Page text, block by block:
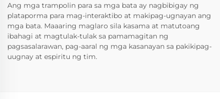
Ang mga trampolin para sa mga bata ay nagbibigay ng
plataporma para mag-interaktibo at makipag-ugnayan ang
mga bata. Maaaring maglaro sila kasama at matutoang
ibahagi at magtulak-tulak sa pamamagitan ng
pagsasalarawan, pag-aaral ng mga kasanayan sa pakikipag-
uugnay at espiritu ng tim.